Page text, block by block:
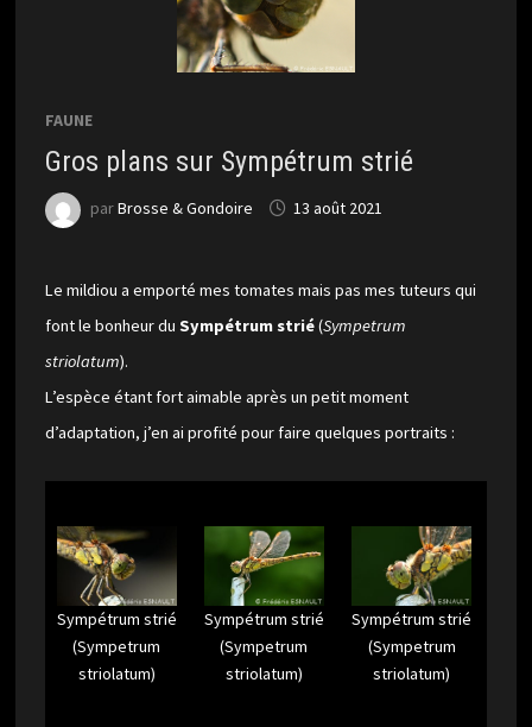
FAUNE
Gros plans sur Sympétrum strié
parBrosse & Gondoire 13 août 2021
Le mildiou a emporté mes tomates mais pas mes tuteurs qui
font le bonheur du Sympétrum strié(Sympetrum
striolatum).
L’espèce étant fort aimable après un petit moment
d’adaptation, j’en ai profité pour faire quelques portraits :
Sympétrum strié
(Sympetrum
striolatum)
Sympétrum strié
(Sympetrum
striolatum)
Sympétrum strié
(Sympetrum
striolatum)